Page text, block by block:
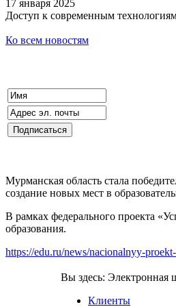
17 января 2025
Доступ к современным
Ко всем новостям
Мурманская область стала
создание новых мест в
В рамках федерального проекта
образования.
https://edu.ru/news/nacionalnyy-
Вы здесь: Электронная
Клиенты